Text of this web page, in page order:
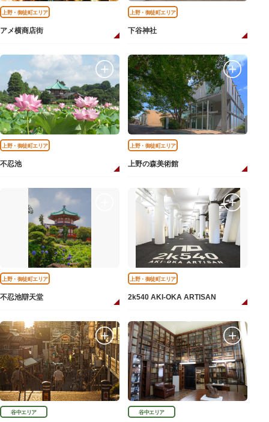
上野・御徒町エリア
アメ横商店街
上野・御徒町エリア
下谷神社
上野・御徒町エリア
不忍池
上野・御徒町エリア
上野の森美術館
上野・御徒町エリア
不忍池辯天堂
上野・御徒町エリア
2k540 AKI-OKA ARTISAN
谷中エリア 谷中エリア